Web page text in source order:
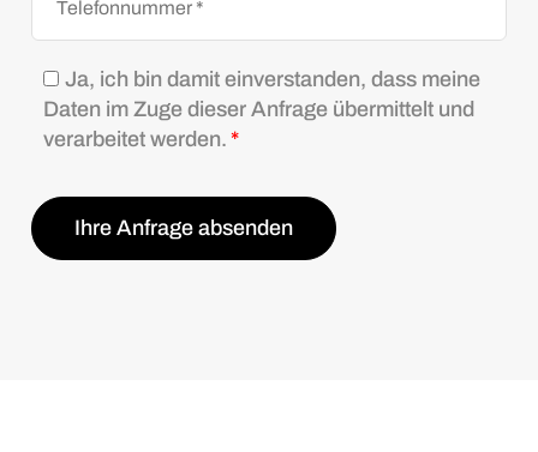
Ja, ich bin damit einverstanden, dass meine
Daten im Zuge dieser Anfrage übermittelt und
verarbeitet werden. *